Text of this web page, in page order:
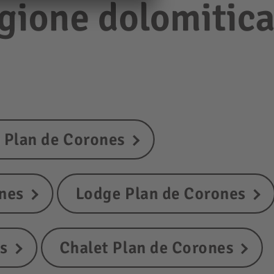
dolomitica
de Corones
Lodge Plan de Corones
Chalet Plan de Corones